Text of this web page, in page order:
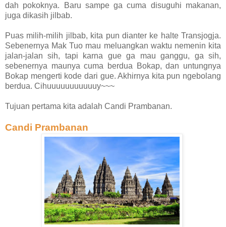
dah pokoknya. Baru sampe ga cuma disuguhi makanan,
juga dikasih jilbab.
Puas milih-milih jilbab, kita pun dianter ke halte Transjogja.
Sebenernya Mak Tuo mau meluangkan waktu nemenin kita
jalan-jalan sih, tapi karna gue ga mau ganggu, ga sih,
sebenernya maunya cuma berdua Bokap, dan untungnya
Bokap mengerti kode dari gue. Akhirnya kita pun ngebolang
berdua. Cihuuuuuuuuuuuy~~~
Tujuan pertama kita adalah Candi Prambanan.
Candi Prambanan